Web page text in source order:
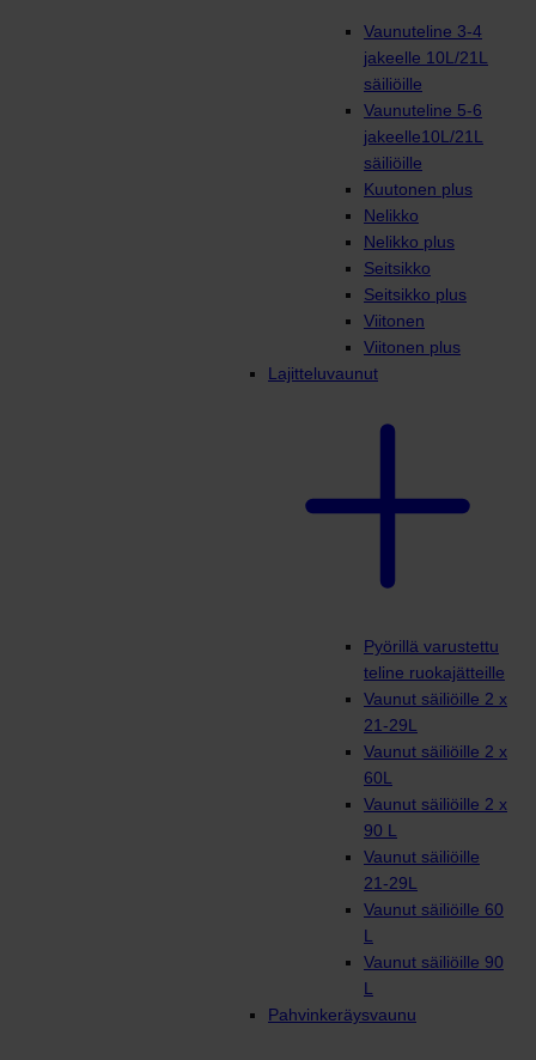
Vaunuteline 3-4
jakeelle 10L/21L
säiliöille
Vaunuteline 5-6
jakeelle10L/21L
säiliöille
Kuutonen plus
Nelikko
Nelikko plus
Seitsikko
Seitsikko plus
Viitonen
Viitonen plus
Lajitteluvaunut
Pyörillä varustettu
teline ruokajätteille
Vaunut säiliöille 2 x
21-29L
Vaunut säiliöille 2 x
60L
Vaunut säiliöille 2 x
90 L
Vaunut säiliöille
21-29L
Vaunut säiliöille 60
L
Vaunut säiliöille 90
L
Pahvinkeräysvaunu